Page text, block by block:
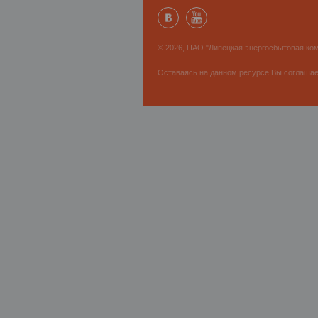
© 2026, ПАО "Липецкая энергосбытовая
Оставаясь на данном ресурсе Вы